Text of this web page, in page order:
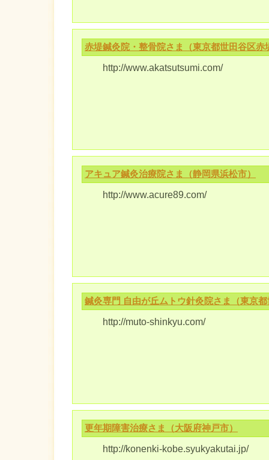
赤堤鍼灸院・整骨院さま（東京都世田谷区赤
http://www.akatsutsumi.com/
アキュア鍼灸治療院さま（静岡県浜松市）
http://www.acure89.com/
鍼灸専門 自由が丘ムトウ針灸院さま（東京
http://muto-shinkyu.com/
更年期障害治療さま（大阪府神戸市）
http://konenki-kobe.syukyakutai.jp/